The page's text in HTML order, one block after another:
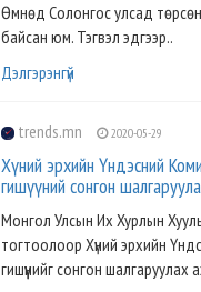
Өмнөд Солонгос улсад төрсөн
байсан юм. Тэгвэл эдгээр..
Дэлгэрэнгүй
trends.mn 2020-05-29
Хүний эрхийн Үндэсний
гишүүний сонгон
Монгол Улсын Их Хурлын
тогтоолоор Хүний эрхийн
гишүүнийг сонгон шалгаруулах